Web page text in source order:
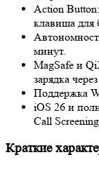
Action
клавиша для
минут.
MagSafe и
зарядка
Поддержка
iOS 26 и
Call
Краткие